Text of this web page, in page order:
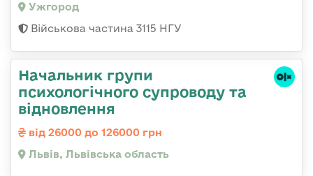
Ужгород
Військова частина 3115 НГУ
Начальник групи
психологічного супроводу та
відновлення
від 26000 до 126000 грн
Львів, Львівська область